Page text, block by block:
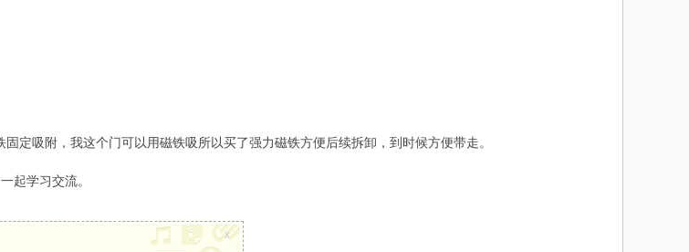
定吸附，我这个门可以用磁铁吸所以买了强力磁铁方便后续拆卸，到时候方便带走。
起学习交流。
x